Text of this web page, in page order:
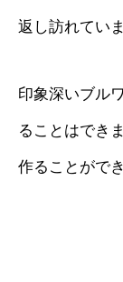
返し訪れてい
印象深いブル
ることはでき
作ることがで